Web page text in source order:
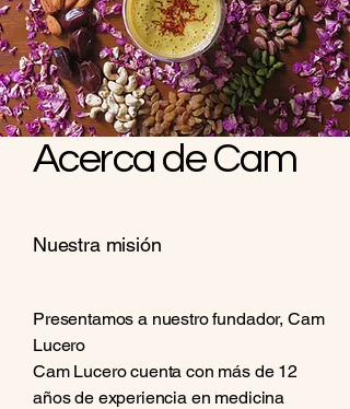
Acerca de Cam
Nuestra misión
Presentamos a nuestro fundador, Cam
Lucero
Cam Lucero cuenta con más de 12
años de experiencia en medicina